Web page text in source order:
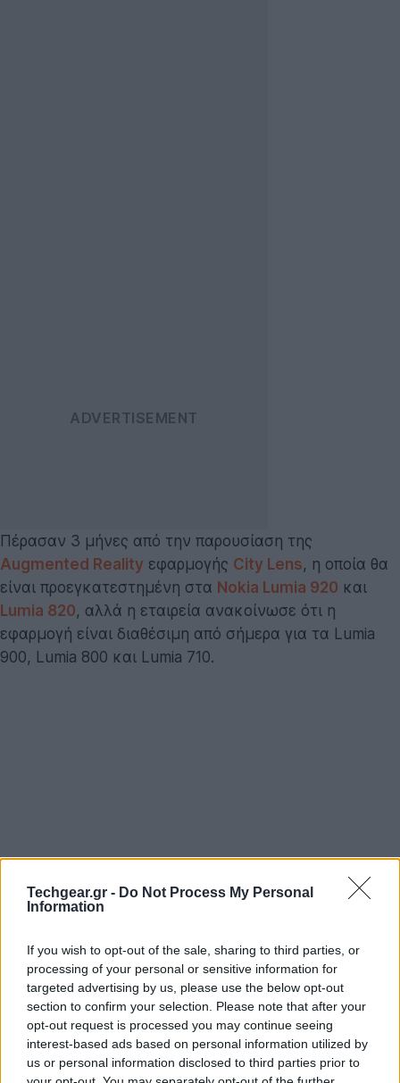
Techgear.gr - Do Not Process My Personal
Information
If you wish to opt-out of the sale, sharing to third parties, or
processing of your personal or sensitive information for
targeted advertising by us, please use the below opt-out
section to confirm your selection. Please note that after your
opt-out request is processed you may continue seeing
interest-based ads based on personal information utilized by
us or personal information disclosed to third parties prior to
Πέρασαν 3 μήνες από την παρουσίαση της
Augmented Reality εφαρμογής City Lens, η οποία θα
είναι προεγκατεστημένη στα Nokia Lumia 920 και
Lumia 820, αλλά η εταιρεία ανακοίνωσε ότι η
εφαρμογή είναι διαθέσιμη από σήμερα για τα Lumia
900, Lumia 800 και Lumia 710.